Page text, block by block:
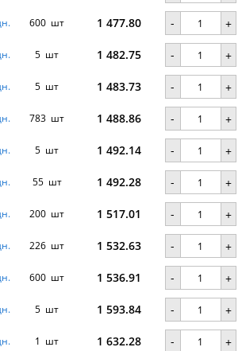
600 шт 1 477.80 - +
5 шт 1 482.75 - +
5 шт 1 483.73 - +
783 шт 1 488.86 - +
5 шт 1 492.14 - +
55 шт 1 492.28 - +
200 шт 1 517.01 - +
226 шт 1 532.63 - +
600 шт 1 536.91 - +
5 шт 1 593.84 - +
1 шт 1 632.28 - +